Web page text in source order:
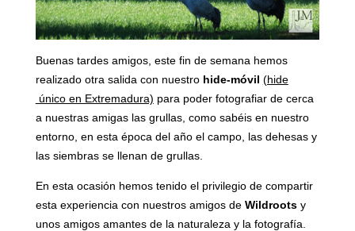
Buenas tardes amigos, este fin de semana hemos
realizado otra salida con nuestro hide-móvil (hide
único en Extremadura) para poder fotografiar de cerca
a nuestras amigas las grullas, como sabéis en nuestro
entorno, en esta época del año el campo, las dehesas y
las siembras se llenan de grullas.
En esta ocasión hemos tenido el privilegio de compartir
esta experiencia con nuestros amigos de Wildrootsy
unos amigos amantes de la naturaleza y la fotografía.